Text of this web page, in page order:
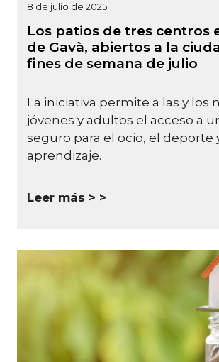
8 de julio de 2025
Los patios de tres centros
de Gavà, abiertos a la
fines de semana de julio
La iniciativa permite a las y los
jóvenes y adultos el acceso a
seguro para el ocio, el deporte
aprendizaje.
Leer más >